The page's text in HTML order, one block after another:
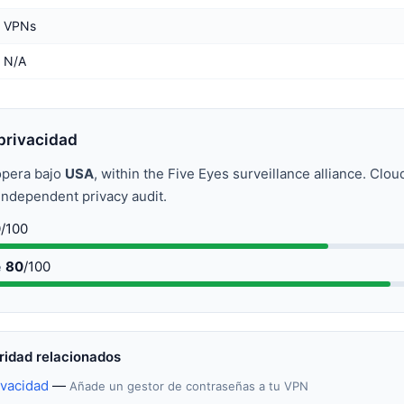
VPNs
N/A
bajo USA, within the Five Eyes surveillance alliance.
privacy audit.
/100
80/100
relacionados
— Añade un gestor de contraseñas a tu VPN